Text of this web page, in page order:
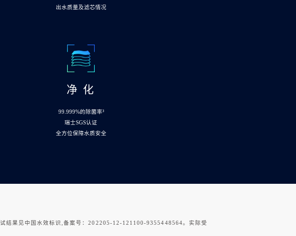
出水质量及滤芯情况
净 化
99.999%的除菌率³
瑞士SGS认证
全方位保障水质安全
结果见中国水效标识,备案号：202205-12-121100-9355448564。实际受